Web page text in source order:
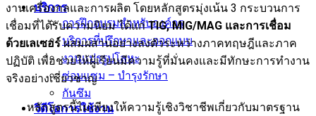
บริการ
การฝึกอบรมสำหรับองค์กร
บริการที่ปรึกษาและออกแบบ
งานแปรรูปโลหะ
ซ่อมแซม – บำรุงรักษา
กันซึม
วิดีโอการใช้งาน
งานเครื่องกลและการผลิต โดยหลักสูตรมุ่งเน้น 3 กระบวนการ
เชื่อมที่ได้รับความนิยม ได้แก่TIG, MIG/MAG และการเชื่อม
ด้วยเลเซอร์ผสมผสานอย่างลงตัวระหว่างภาคทฤษฎีและภาค
ปฏิบัติ เพื่อช่วยให้ผู้เรียนมีความรู้ที่มั่นคงและมีทักษะการทำงาน
จริงอย่างเชี่ยวชาญ
หลักสูตรนี้ไม่เพียงให้ความรู้เชิงวิชาชีพเกี่ยวกับมาตรฐาน